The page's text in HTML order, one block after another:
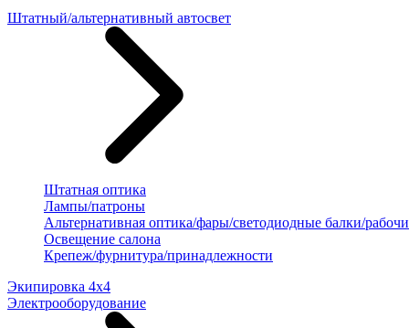
Штатный/альтернативный автосвет
Штатная оптика
Лампы/патроны
Альтернативная оптика/фары/светодиодные балки/
Освещение салона
Крепеж/фурнитура/принадлежности
Экипировка 4х4
Электрооборудование